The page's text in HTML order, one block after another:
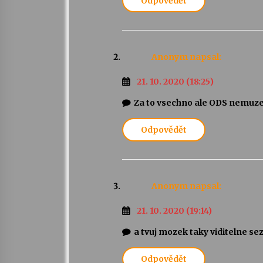
Anonym napsal:
21. 10. 2020 (18:25)
Za to vsechno ale ODS
Odpovědět
Anonym napsal:
21. 10. 2020 (19:14)
a tvuj mozek taky viditelne
Odpovědět